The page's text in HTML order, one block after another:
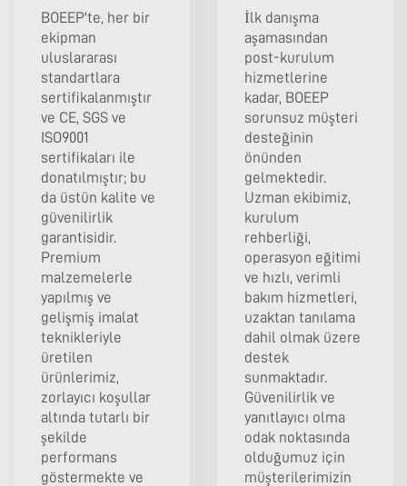
BOEEP'te, her bir
ekipman
uluslararası
standartlara
sertifikalanmıştır
ve CE, SGS ve
ISO9001
sertifikaları ile
donatılmıştır; bu
da üstün kalite ve
güvenilirlik
garantisidir.
Premium
malzemelerle
yapılmış ve
gelişmiş imalat
teknikleriyle
üretilen
ürünlerimiz,
zorlayıcı koşullar
altında tutarlı bir
şekilde
performans
göstermekte ve
İlk danışma
aşamasından
post-kurulum
hizmetlerine
kadar, BOEEP
sorunsuz müşteri
desteğinin
önünden
gelmektedir.
Uzman ekibimiz,
kurulum
rehberliği,
operasyon eğitimi
ve hızlı, verimli
bakım hizmetleri,
uzaktan tanılama
dahil olmak üzere
destek
sunmaktadır.
Güvenilirlik ve
yanıtlayıcı olma
odak noktasında
olduğumuz için
müşterilerimizin